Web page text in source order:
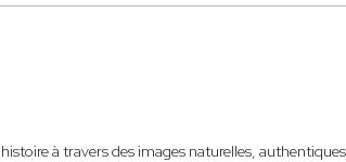
à travers des images naturelles,